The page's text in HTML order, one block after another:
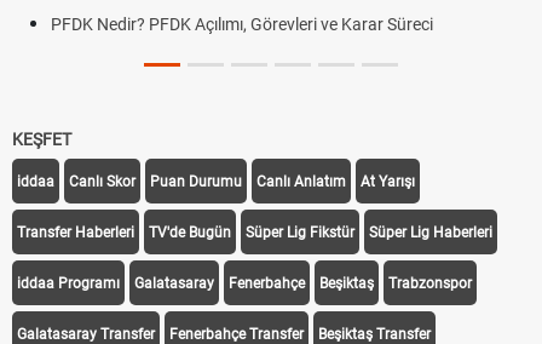
PFDK Nedir? PFDK Açılımı, Görevleri ve Karar Süreci
KEŞFET
iddaa Canlı Skor Puan Durumu Canlı Anlatım At Yarışı
Transfer Haberleri TV'de Bugün Süper Lig Fikstür Süper Lig Haberleri
iddaa Programı Galatasaray Fenerbahçe Beşiktaş Trabzonspor
Galatasaray Transfer Fenerbahçe Transfer Beşiktaş Transfer